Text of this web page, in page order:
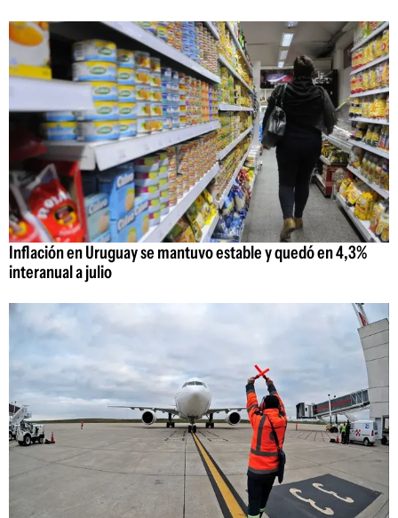
Inflación en Uruguay se mantuvo estable y quedó en 4,3%
interanual a julio